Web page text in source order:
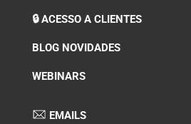
🔒 ACESSO A CLIENTES
BLOG NOVIDADES
WEBINARS
EMAILS